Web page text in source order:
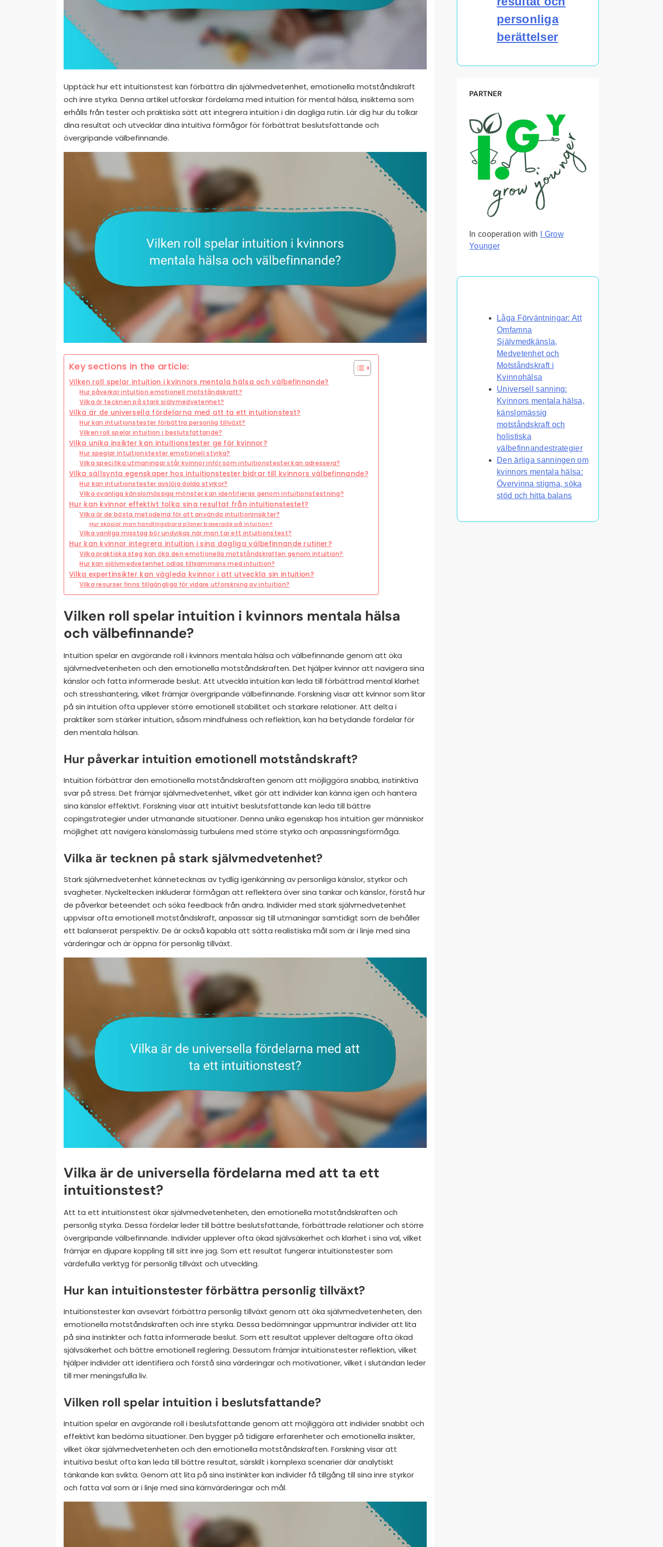
Upptäck hur ett intuitionstest kan förbättra din självmedvetenhet, emotionella motståndskraft
och inre styrka. Denna artikel utforskar fördelarna med intuition för mental hälsa, insikterna som
erhålls från tester och praktiska sätt att integrera intuition i din dagliga rutin. Lär dig hur du tolkar
dina resultat och utvecklar dina intuitiva förmågor för förbättrat beslutsfattande och
övergripande välbefinnande.
Key sections in the article:
Vilken roll spelar intuition i kvinnors mentala hälsa och välbefinnande?
Hur påverkar intuition emotionell motståndskraft?
Vilka är tecknen på stark självmedvetenhet?
Vilka är de universella fördelarna med att ta ett intuitionstest?
Hur kan intuitionstester förbättra personlig tillväxt?
Vilken roll spelar intuition i beslutsfattande?
Vilka unika insikter kan intuitionstester ge för kvinnor?
Hur speglar intuitionstester emotionell styrka?
Vilka specifika utmaningar står kvinnor inför som intuitionstester kan adressera?
Vilka sällsynta egenskaper hos intuitionstester bidrar till kvinnors välbefinnande?
Hur kan intuitionstester avslöja dolda styrkor?
Vilka ovanliga känslomässiga mönster kan identifieras genom intuitionstestning?
Hur kan kvinnor effektivt tolka sina resultat från intuitionstestet?
Vilka är de bästa metoderna för att använda intuitioninsikter?
Hur skapar man handlingsbara planer baserade på intuition?
Vilka vanliga misstag bör undvikas när man tar ett intuitionstest?
Hur kan kvinnor integrera intuition i sina dagliga välbefinnande rutiner?
Vilka praktiska steg kan öka den emotionella motståndskraften genom intuition?
Hur kan självmedvetenhet odlas tillsammans med intuition?
Vilka expertinsikter kan vägleda kvinnor i att utveckla sin intuition?
Vilka resurser finns tillgängliga för vidare utforskning av intuition?
Vilken roll spelar intuition i kvinnors mentala hälsa
och välbefinnande?
Intuition spelar en avgörande roll i kvinnors mentala hälsa och välbefinnande genom att öka
självmedvetenheten och den emotionella motståndskraften. Det hjälper kvinnor att navigera sina
känslor och fatta informerade beslut. Att utveckla intuition kan leda till förbättrad mental klarhet
och stresshantering, vilket främjar övergripande välbefinnande. Forskning visar att kvinnor som litar
på sin intuition ofta upplever större emotionell stabilitet och starkare relationer. Att delta i
praktiker som stärker intuition, såsom mindfulness och reflektion, kan ha betydande fördelar för
den mentala hälsan.
Hur påverkar intuition emotionell motståndskraft?
Intuition förbättrar den emotionella motståndskraften genom att möjliggöra snabba, instinktiva
svar på stress. Det främjar självmedvetenhet, vilket gör att individer kan känna igen och hantera
sina känslor effektivt. Forskning visar att intuitivt beslutsfattande kan leda till bättre
copingstrategier under utmanande situationer. Denna unika egenskap hos intuition ger människor
möjlighet att navigera känslomässig turbulens med större styrka och anpassningsförmåga.
Vilka är tecknen på stark självmedvetenhet?
Stark självmedvetenhet kännetecknas av tydlig igenkänning av personliga känslor, styrkor och
svagheter. Nyckeltecken inkluderar förmågan att reflektera över sina tankar och känslor, förstå hur
de påverkar beteendet och söka feedback från andra. Individer med stark självmedvetenhet
uppvisar ofta emotionell motståndskraft, anpassar sig till utmaningar samtidigt som de behåller
ett balanserat perspektiv. De är också kapabla att sätta realistiska mål som är i linje med sina
värderingar och är öppna för personlig tillväxt.
Vilka är de universella fördelarna med att ta ett
intuitionstest?
Att ta ett intuitionstest ökar självmedvetenheten, den emotionella motståndskraften och
personlig styrka. Dessa fördelar leder till bättre beslutsfattande, förbättrade relationer och större
övergripande välbefinnande. Individer upplever ofta ökad självsäkerhet och klarhet i sina val, vilket
främjar en djupare koppling till sitt inre jag. Som ett resultat fungerar intuitionstester som
värdefulla verktyg för personlig tillväxt och utveckling.
Hur kan intuitionstester förbättra personlig tillväxt?
Intuitionstester kan avsevärt förbättra personlig tillväxt genom att öka självmedvetenheten, den
emotionella motståndskraften och inre styrka. Dessa bedömningar uppmuntrar individer att lita
på sina instinkter och fatta informerade beslut. Som ett resultat upplever deltagare ofta ökad
självsäkerhet och bättre emotionell reglering. Dessutom främjar intuitionstester reflektion, vilket
hjälper individer att identifiera och förstå sina värderingar och motivationer, vilket i slutändan leder
till mer meningsfulla liv.
Vilken roll spelar intuition i beslutsfattande?
Intuition spelar en avgörande roll i beslutsfattande genom att möjliggöra att individer snabbt och
effektivt kan bedöma situationer. Den bygger på tidigare erfarenheter och emotionella insikter,
vilket ökar självmedvetenheten och den emotionella motståndskraften. Forskning visar att
intuitiva beslut ofta kan leda till bättre resultat, särskilt i komplexa scenarier där analytiskt
tänkande kan svikta. Genom att lita på sina instinkter kan individer få tillgång till sina inre styrkor
och fatta val som är i linje med sina kärnvärderingar och mål.
personliga
berättelser
PARTNER
In cooperation with
I Grow
Younger
Låga Förväntningar: Att
Omfamna
Självmedkänsla,
Medvetenhet och
Motståndskraft i
Kvinnohälsa
Universell sanning:
Kvinnors mentala hälsa,
känslomässig
motståndskraft och
holistiska
välbefinnandestrategier
Den ärliga sanningen om
kvinnors mentala hälsa:
Övervinna stigma, söka
stöd och hitta balans